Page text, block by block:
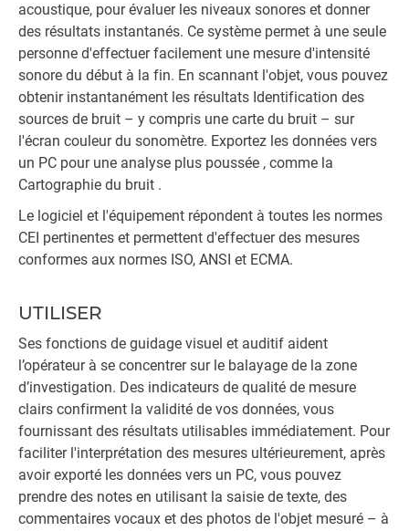
acoustique, pour évaluer les niveaux sonores et donner
des résultats instantanés. Ce système permet à une seule
personne d'effectuer facilement une mesure d'intensité
sonore du début à la fin. En scannant l'objet, vous pouvez
obtenir instantanément les résultats Identification des
sources de bruit – y compris une carte du bruit – sur
l'écran couleur du sonomètre. Exportez les données vers
un PC pour une analyse plus poussée , comme la
Cartographie du bruit .
Le logiciel et l'équipement répondent à toutes les normes
CEI pertinentes et permettent d'effectuer des mesures
conformes aux normes ISO, ANSI et ECMA.
UTILISER
Ses fonctions de guidage visuel et auditif aident
l’opérateur à se concentrer sur le balayage de la zone
d’investigation. Des indicateurs de qualité de mesure
clairs confirment la validité de vos données, vous
fournissant des résultats utilisables immédiatement. Pour
faciliter l'interprétation des mesures ultérieurement, après
avoir exporté les données vers un PC, vous pouvez
prendre des notes en utilisant la saisie de texte, des
commentaires vocaux et des photos de l'objet mesuré – à